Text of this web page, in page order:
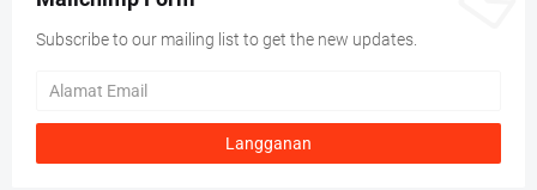
Subscribe to our mailing list to get the new updates.